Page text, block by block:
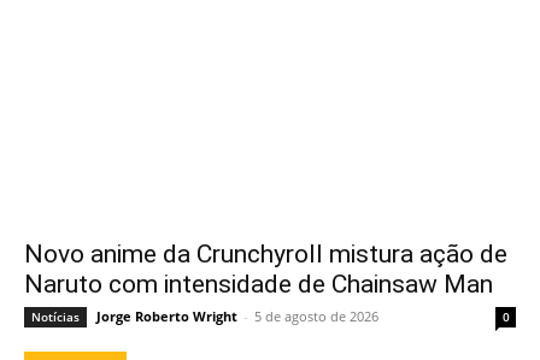
Novo anime da Crunchyroll mistura ação de
Naruto com intensidade de Chainsaw Man
Notícias Jorge Roberto Wright - 5 de agosto de 2026 0